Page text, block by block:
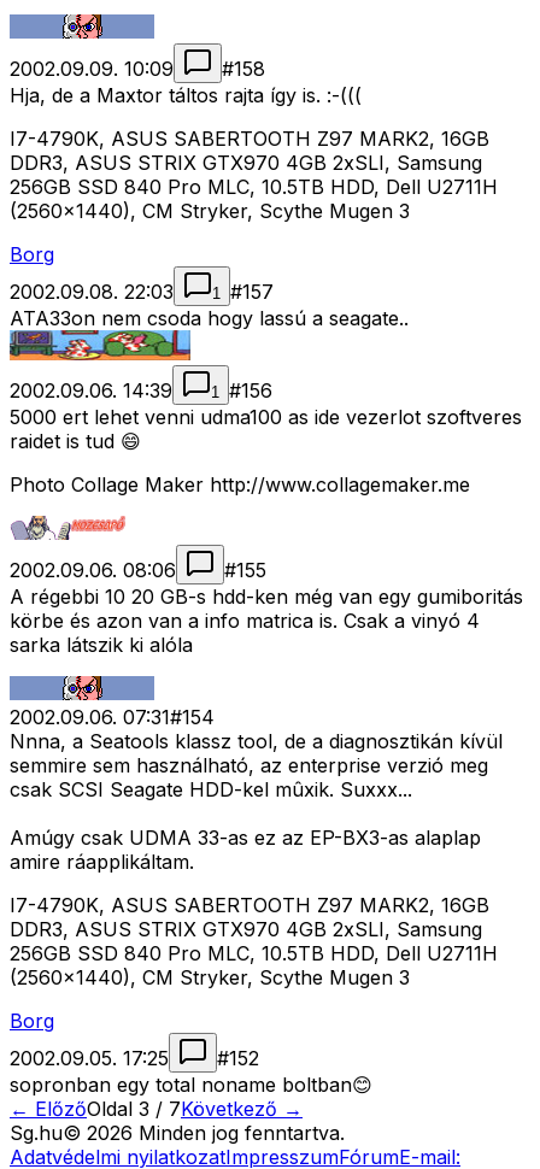
2002.09.09. 10:09 #158
Hja, de a Maxtor táltos rajta így is. :-(((
I7-4790K, ASUS SABERTOOTH Z97 MARK2, 16GB
DDR3, ASUS STRIX GTX970 4GB 2xSLI, Samsung
256GB SSD 840 Pro MLC, 10.5TB HDD, Dell U2711H
(2560x1440), CM Stryker, Scythe Mugen 3
Borg
2002.09.08. 22:03
1 #157
ATA33on nem csoda hogy lassú a seagate..
2002.09.06. 14:39 1 #156
5000 ert lehet venni udma100 as ide vezerlot szoftveres
raidet is tud 😄
Photo Collage Maker http://www.collagemaker.me
2002.09.06. 08:06 #155
A régebbi 10 20 GB-s hdd-ken még van egy gumiboritás
körbe és azon van a info matrica is. Csak a vinyó 4
sarka látszik ki alóla
2002.09.06. 07:31#154
Nnna, a Seatools klassz tool, de a diagnosztikán kívül
semmire sem használható, az enterprise verzió meg
csak SCSI Seagate HDD-kel mûxik. Suxxx...
Amúgy csak UDMA 33-as ez az EP-BX3-as alaplap
amire ráapplikáltam.
I7-4790K, ASUS SABERTOOTH Z97 MARK2, 16GB
DDR3, ASUS STRIX GTX970 4GB 2xSLI, Samsung
256GB SSD 840 Pro MLC, 10.5TB HDD, Dell U2711H
(2560x1440), CM Stryker, Scythe Mugen 3
Borg
2002.09.05. 17:25
#152
sopronban egy total noname boltban😊
← ElőzőOldal 3 / 7Következő →
Sg.hu© 2026 Minden jog fenntartva.
Adatvédelmi nyilatkozatImpresszumFórumE-mail: